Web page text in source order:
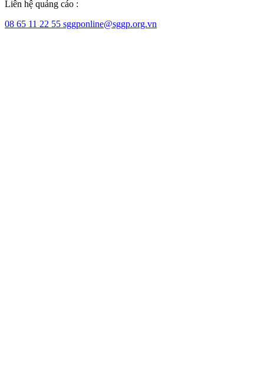
Liên hệ quảng cáo :
08 65 11 22 55 sggponline@sggp.org.vn